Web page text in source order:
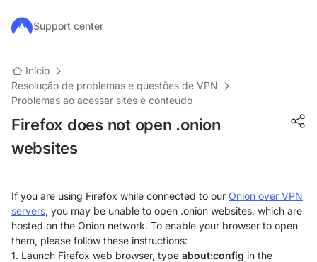
Ir para o conteúdo principal
Support center
Início
Resolução de problemas e questões de VPN
Problemas ao acessar sites e conteúdo
Firefox does not open .onion
websites
If you are using Firefox while connected to our Onion over VPN
servers, you may be unable to open .onion websites, which are
hosted on the Onion network. To enable your browser to open
them, please follow these instructions:
1. Launch Firefox web browser, type about:config in the